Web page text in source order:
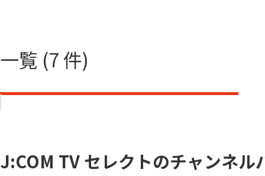
一覧 (7 件)
J:COM TV セレクトのチャンネル